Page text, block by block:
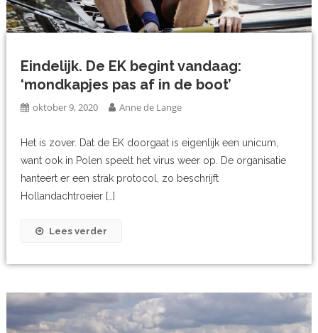
Eindelijk. De EK begint vandaag:
‘mondkapjes pas af in de boot’
oktober 9, 2020 Anne de Lange
Het is zover. Dat de EK doorgaat is eigenlijk een unicum,
want ook in Polen speelt het virus weer op. De organisatie
hanteert er een strak protocol, zo beschrijft
Hollandachtroeier […]
Lees verder